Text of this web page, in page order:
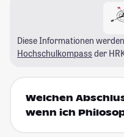
Diese Informationen
Hochschulkompass der
Welchen
wenn ich